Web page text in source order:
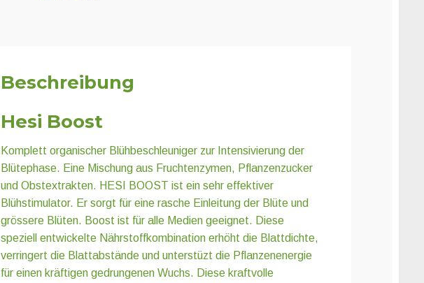
Beschreibung
Hesi Boost
Komplett organischer Blühbeschleuniger zur Intensivierung der
Blütephase. Eine Mischung aus Fruchtenzymen, Pflanzenzucker
und Obstextrakten. HESI BOOST ist ein sehr effektiver
Blühstimulator. Er sorgt für eine rasche Einleitung der Blüte und
grössere Blüten. Boost ist für alle Medien geeignet. Diese
speziell entwickelte Nährstoffkombination erhöht die Blattdichte,
verringert die Blattabstände und unterstüzt die Pflanzenenergie
für einen kräftigen gedrungenen Wuchs. Diese kraftvolle